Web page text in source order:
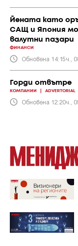
Йената като
САЩ и Япония
валутни пазари
ФИНАНСИ
Обновена 14:15ч.,
Горди отвътре
КОМПАНИИ ADVERTORIAL
Обновена 12:20ч.,